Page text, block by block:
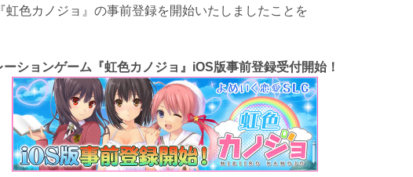
虹色カノジョ』の事前登録を開始いたしましたことを
ションゲーム『虹色カノジョ』iOS版事前登録受付開始！